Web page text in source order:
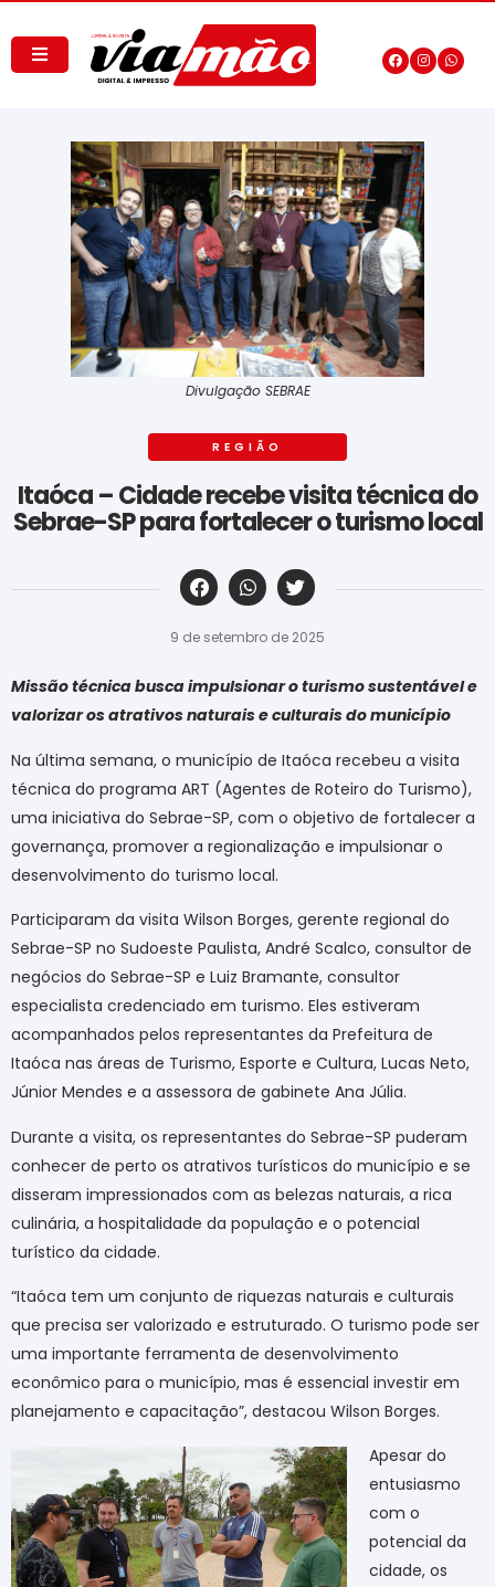
Divulgação SEBRAE
REGIÃO
Itaóca – Cidade recebe visita técnica do
Sebrae-SP para fortalecer o turismo local
‎ ‎ ‎ ‎ ‎ ‎ ‎ ‎ ‎ ‎ ‎ ‎ ‎ ‎ ‎ ‎ ‎ ‎ ‎ ‎ ‎ ‎ ‎ ‎ ‎ ‎ ‎ ‎ ‎ ‎ ‎
9 de setembro de 2025
Missão técnica busca impulsionar o turismo sustentável e
valorizar os atrativos naturais e culturais do município
Na última semana, o município de Itaóca recebeu a visita
técnica do programa ART (Agentes de Roteiro do Turismo),
uma iniciativa do Sebrae-SP, com o objetivo de fortalecer a
governança, promover a regionalização e impulsionar o
desenvolvimento do turismo local.
Participaram da visita Wilson Borges, gerente regional do
Sebrae-SP no Sudoeste Paulista, André Scalco, consultor de
negócios do Sebrae-SP e Luiz Bramante, consultor
especialista credenciado em turismo. Eles estiveram
acompanhados pelos representantes da Prefeitura de
Itaóca nas áreas de Turismo, Esporte e Cultura, Lucas Neto,
Júnior Mendes e a assessora de gabinete Ana Júlia.
Durante a visita, os representantes do Sebrae-SP puderam
conhecer de perto os atrativos turísticos do município e se
disseram impressionados com as belezas naturais, a rica
culinária, a hospitalidade da população e o potencial
turístico da cidade.
“Itaóca tem um conjunto de riquezas naturais e culturais
que precisa ser valorizado e estruturado. O turismo pode ser
uma importante ferramenta de desenvolvimento
econômico para o município, mas é essencial investir em
planejamento e capacitação”, destacou Wilson Borges.
Apesar do
entusiasmo
com o
potencial da
cidade, os